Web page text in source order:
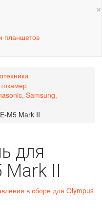
×
планшетов
Samsung,
Mark II
для
Mark II